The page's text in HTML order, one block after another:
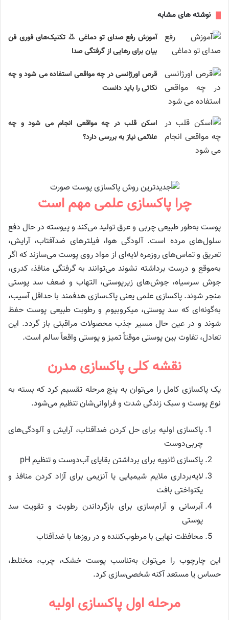
نوشته های مشابه
آموزش رفع صدای تو دماغی 👃 تکنیک‌های فوری فن
بیان برای رهایی از گرفتگی صدا
قرص اورژانسی در چه مواقعی استفاده می شود و چه
نکاتی را باید دانست
اسکن قلب در چه مواقعی انجام می شود و چه
علائمی نیاز به بررسی دارد؟
چرا پاکسازی علمی مهم است
پوست به‌طور طبیعی چربی و عرق تولید می‌کند و پیوسته در حال دفع
سلول‌های مرده است. آلودگی هوا، فیلترهای ضدآفتاب، آرایش،
تعریق و تماس‌های روزمره لایه‌ای از مواد روی پوست می‌سازند که اگر
به‌موقع و درست برداشته نشوند می‌توانند به گرفتگی منافذ، کدری،
جوش سرسیاه، جوش‌های زیرپوستی، التهاب و ضعف سد پوستی
منجر شوند. پاکسازی علمی یعنی پاک‌سازی هدفمند با حداقل آسیب،
به‌گونه‌ای که سد پوستی، میکروبیوم و رطوبت طبیعی پوست حفظ
شوند و در عین حال مسیر جذب محصولات مراقبتی باز گردد. این
تعادل، تفاوت بین پوستی موقتاً تمیز و پوستی واقعاً سالم است.
نقشه کلی پاکسازی مدرن
یک پاکسازی کامل را می‌توان به پنج مرحله تقسیم کرد که بسته به
نوع پوست و سبک زندگی شدت و فراوانی‌شان تنظیم می‌شود.
پاکسازی اولیه برای حل کردن ضدآفتاب، آرایش و آلودگی‌های
چربی‌دوست
پاکسازی ثانویه برای برداشتن بقایای آب‌دوست و تنظیم pH
لایه‌برداری ملایم شیمیایی یا آنزیمی برای آزاد کردن منافذ و
یکنواختی بافت
آبرسانی و آرام‌سازی برای بازگرداندن رطوبت و تقویت سد
پوستی
محافظت نهایی با مرطوب‌کننده و در روزها با ضدآفتاب
این چارچوب را می‌توان به‌تناسب پوست خشک، چرب، مختلط،
حساس یا مستعد آکنه شخصی‌سازی کرد.
مرحله اول پاکسازی اولیه